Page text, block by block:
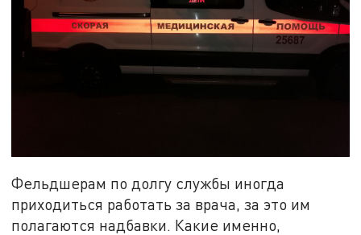
Фельдшерам по долгу службы иногда
приходиться работать за врача, за это им
полагаются надбавки. Какие именно,